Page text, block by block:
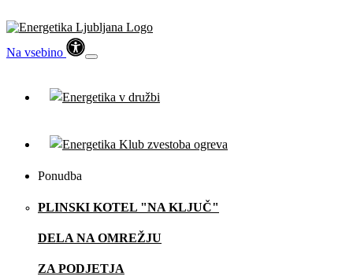
Na vsebino
Ponudba
PLINSKI KOTEL "NA KLJUČ"
DELA NA OMREŽJU
ZA PODJETJA